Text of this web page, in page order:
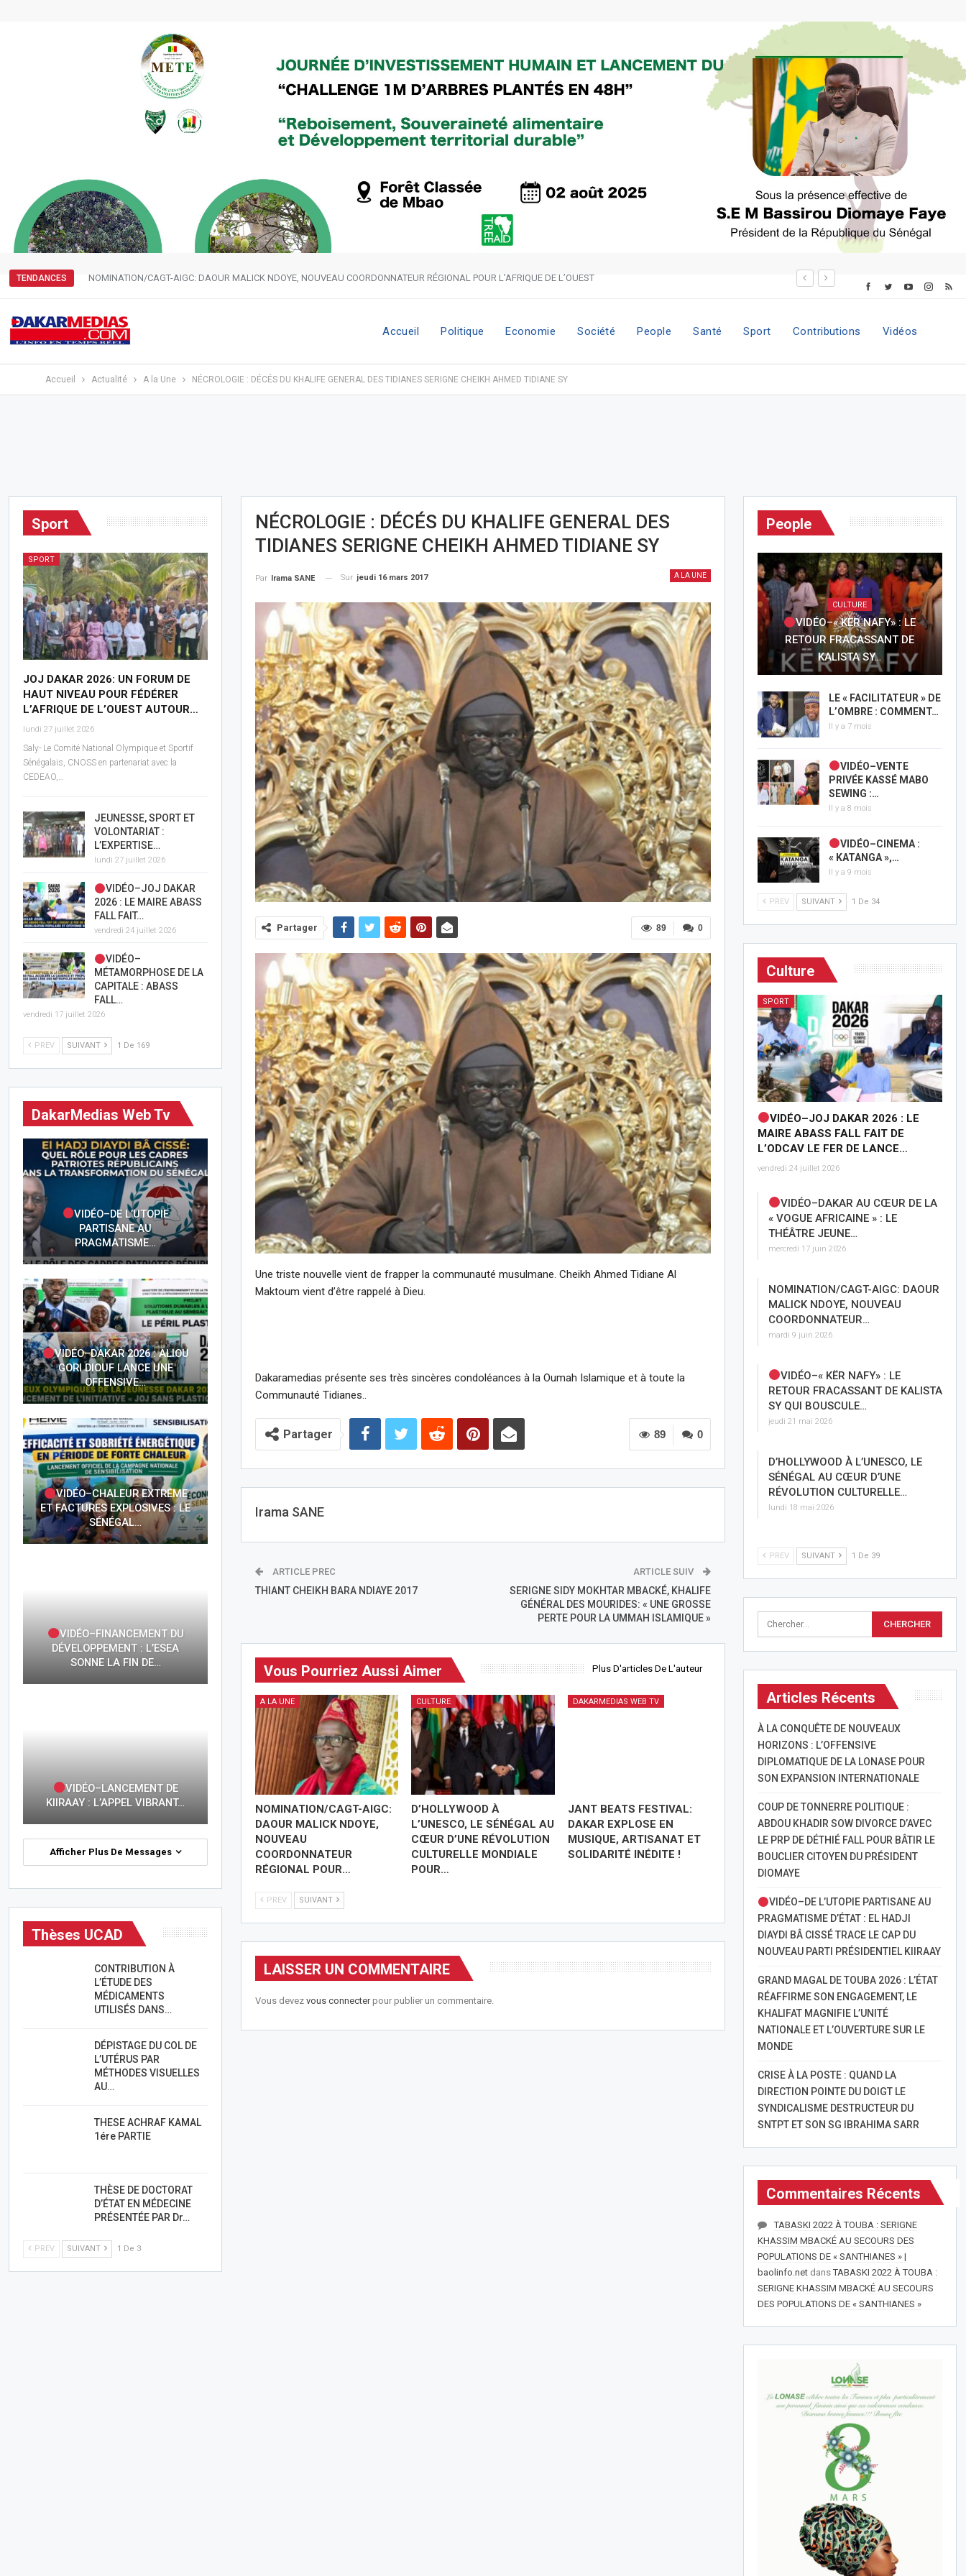
TENDANCES NOMINATION/CAGT-AIGC: DAOUR MALICK NDOYE, NOUVEAU COORDONNATEUR RÉGIONAL POUR L’AFRIQUE DE L’OUEST
Accueil Politique Economie Société People Santé Sport Contributions Vidéos
Accueil Actualité A la Une NÉCROLOGIE : DÉCÉS DU KHALIFE GENERAL DES TIDIANES SERIGNE CHEIKH AHMED TIDIANE SY
NÉCROLOGIE : DÉCÉS DU KHALIFE GENERAL DES
TIDIANES SERIGNE CHEIKH AHMED TIDIANE SY
A LA UNE
Par Irama SANE Sur jeudi 16 mars 2017
0
89
Partager
Une triste nouvelle vient de frapper la communauté musulmane. Cheikh Ahmed Tidiane Al
Maktoum vient d’être rappelé à Dieu.
Dakaramedias présente ses très sincères condoléances à la Oumah Islamique et à toute la
Communauté Tidianes..
0
89
Partager
Irama SANE
ARTICLE PREC
THIANT CHEIKH BARA NDIAYE 2017
ARTICLE SUIV
SERIGNE SIDY MOKHTAR MBACKÉ, KHALIFE
GÉNÉRAL DES MOURIDES: « UNE GROSSE
PERTE POUR LA UMMAH ISLAMIQUE »
Vous Pourriez Aussi Aimer Plus D'articles De L'auteur
A LA UNE
NOMINATION/CAGT-AIGC:
DAOUR MALICK NDOYE,
NOUVEAU
COORDONNATEUR
RÉGIONAL POUR…
CULTURE
D’HOLLYWOOD À
L’UNESCO, LE SÉNÉGAL AU
CŒUR D’UNE RÉVOLUTION
CULTURELLE MONDIALE
POUR…
DAKARMEDIAS WEB TV
JANT BEATS FESTIVAL:
DAKAR EXPLOSE EN
MUSIQUE, ARTISANAT ET
SOLIDARITÉ INÉDITE !
PREV SUIVANT
LAISSER UN COMMENTAIRE
Vous devezvous connecterpour publier un commentaire.
People
CULTURE
VIDÉO–« KËR NAFY» : LE
RETOUR FRACASSANT DE
KALISTA SY…
LE « FACILITATEUR » DE
L’OMBRE : COMMENT…
Il y a 7 mois
VIDÉO–VENTE
PRIVÉE KASSÉ MABO
SEWING :…
Il y a 8 mois
VIDÉO–CINEMA :
« KATANGA »,…
Il y a 9 mois
PREV SUIVANT 1 De 34
Culture
SPORT
VIDÉO–JOJ DAKAR 2026 : LE
MAIRE ABASS FALL FAIT DE
L’ODCAV LE FER DE LANCE…
vendredi 24 juillet 2026
VIDÉO–DAKAR AU CŒUR DE LA
« VOGUE AFRICAINE » : LE
THÉÂTRE JEUNE…
mercredi 17 juin 2026
NOMINATION/CAGT-AIGC: DAOUR
MALICK NDOYE, NOUVEAU
COORDONNATEUR…
mardi 9 juin 2026
VIDÉO–« KËR NAFY» : LE
RETOUR FRACASSANT DE KALISTA
SY QUI BOUSCULE…
jeudi 21 mai 2026
D’HOLLYWOOD À L’UNESCO, LE
SÉNÉGAL AU CŒUR D’UNE
RÉVOLUTION CULTURELLE…
lundi 18 mai 2026
PREV SUIVANT 1 De 39
Articles Récents
À LA CONQUÊTE DE NOUVEAUX
HORIZONS : L’OFFENSIVE
DIPLOMATIQUE DE LA LONASE POUR
SON EXPANSION INTERNATIONALE
COUP DE TONNERRE POLITIQUE :
ABDOU KHADIR SOW DIVORCE D’AVEC
LE PRP DE DÉTHIÉ FALL POUR BÂTIR LE
BOUCLIER CITOYEN DU PRÉSIDENT
DIOMAYE
VIDÉO–DE L’UTOPIE PARTISANE AU
PRAGMATISME D’ÉTAT : EL HADJI
DIAYDI BÂ CISSÉ TRACE LE CAP DU
NOUVEAU PARTI PRÉSIDENTIEL KIIRAAY
GRAND MAGAL DE TOUBA 2026 : L’ÉTAT
RÉAFFIRME SON ENGAGEMENT, LE
KHALIFAT MAGNIFIE L’UNITÉ
NATIONALE ET L’OUVERTURE SUR LE
MONDE
CRISE À LA POSTE : QUAND LA
DIRECTION POINTE DU DOIGT LE
SYNDICALISME DESTRUCTEUR DU
SNTPT ET SON SG IBRAHIMA SARR
Commentaires Récents
TABASKI 2022 À TOUBA : SERIGNE
KHASSIM MBACKÉ AU SECOURS DES
POPULATIONS DE « SANTHIANES » |
baolinfo.netdansTABASKI 2022 À TOUBA :
SERIGNE KHASSIM MBACKÉ AU SECOURS
DES POPULATIONS DE « SANTHIANES »
Sport
SPORT
JOJ DAKAR 2026: UN FORUM DE
HAUT NIVEAU POUR FÉDÉRER
L’AFRIQUE DE L’OUEST AUTOUR…
lundi 27 juillet 2026
Saly- Le Comité National Olympique et Sportif
Sénégalais, CNOSS en partenariat avec la
CEDEAO,…
JEUNESSE, SPORT ET
VOLONTARIAT :
L’EXPERTISE…
lundi 27 juillet 2026
VIDÉO–JOJ DAKAR
2026 : LE MAIRE ABASS
FALL FAIT…
vendredi 24 juillet 2026
VIDÉO–
MÉTAMORPHOSE DE LA
CAPITALE : ABASS
FALL…
vendredi 17 juillet 2026
PREV SUIVANT 1 De 169
DakarMedias Web Tv
VIDÉO–DE L’UTOPIE
PARTISANE AU
PRAGMATISME…
VIDÉO–DAKAR 2026 : ALIOU
GORI DIOUF LANCE UNE
OFFENSIVE…
VIDÉO–CHALEUR EXTRÊME
ET FACTURES EXPLOSIVES : LE
SÉNÉGAL…
VIDÉO–FINANCEMENT DU
DÉVELOPPEMENT : L’ESEA
SONNE LA FIN DE…
VIDÉO–LANCEMENT DE
KIIRAAY : L’APPEL VIBRANT…
Afficher Plus De Messages
Thèses UCAD
CONTRIBUTION À
L’ÉTUDE DES
MÉDICAMENTS
UTILISÉS DANS…
DÉPISTAGE DU COL DE
L’UTÉRUS PAR
MÉTHODES VISUELLES
AU…
THESE ACHRAF KAMAL
1ére PARTIE
THÈSE DE DOCTORAT
D’ÉTAT EN MÉDECINE
PRÉSENTÉE PAR Dr…
PREV SUIVANT 1 De 3